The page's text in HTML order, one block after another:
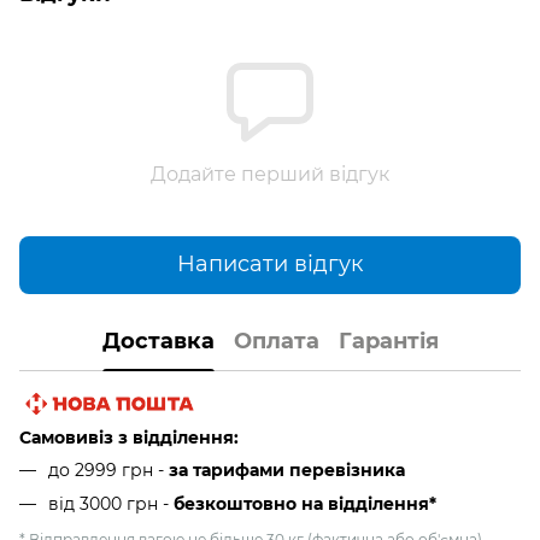
Додайте перший відгук
Написати відгук
Доставка Оплата Гарантія
Самовивіз з відділення:
до 2999 грн - за тарифами перевізника
від 3000 грн - безкоштовно на відділення*